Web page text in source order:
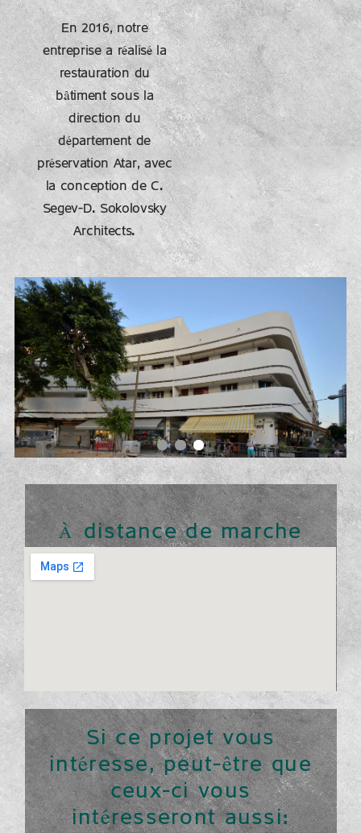
En 2016, notre
entreprise a réalisé la
restauration du
bâtiment sous la
direction du
département de
préservation Atar, avec
la conception de C.
Segev-D. Sokolovsky
Architects.
À distance de marche
Si ce projet vous
intéresse, peut-être que
ceux-ci vous
intéresseront aussi: